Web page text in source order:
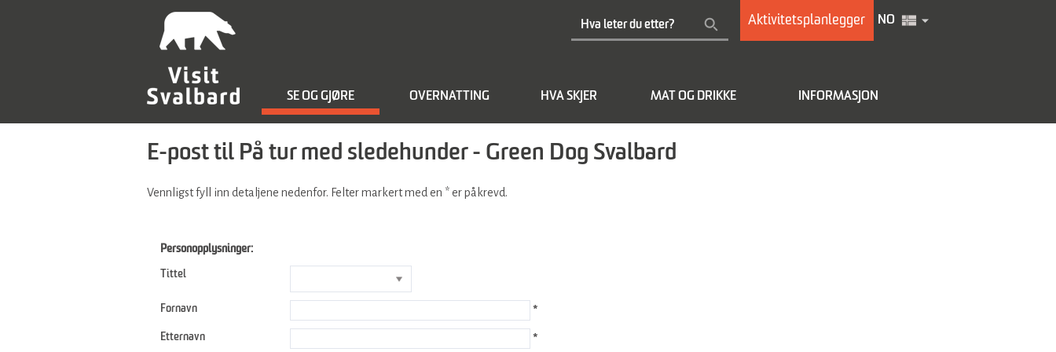
Aktivitetsplanlegger NO
SE OG GJØRE OVERNATTING HVA SKJER MAT OG DRIKKE INFORMASJON
E-post til På tur med sledehunder - Green Dog Svalbard
Vennligst fyll inn detaljene nedenfor. Felter markert med en * er påkrevd.
Personopplysninger:
Tittel
Fornavn *
Etternavn *